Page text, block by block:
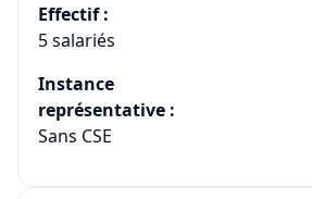
Effectif :
5 salariés
Instance
représentative :
Sans CSE